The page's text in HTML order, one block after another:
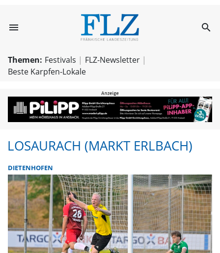
menu Losaurach search
Themen: Festivals
FLZ-Newsletter
Beste Karpfen-Lokale
LOSAURACH (MARKT ERLBACH)
DIETENHOFEN